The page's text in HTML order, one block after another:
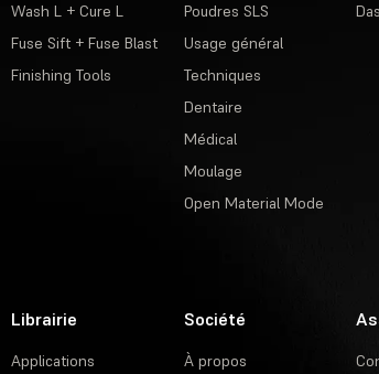
Wash L + Cure L
Fuse Sift + Fuse Blast
Finishing Tools
Poudres SLS
Usage général
Techniques
Dentaire
Médical
Moulage
Open Material Mode
Librairie
Applications
Société
À propos